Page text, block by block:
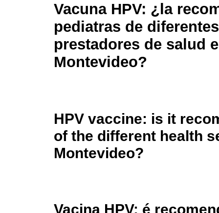
Vacuna HPV: ¿la
pediatras de diferentes
prestadores de salud
Montevideo?
HPV vaccine: is it
of the different health
Montevideo?
Vacina HPV: é